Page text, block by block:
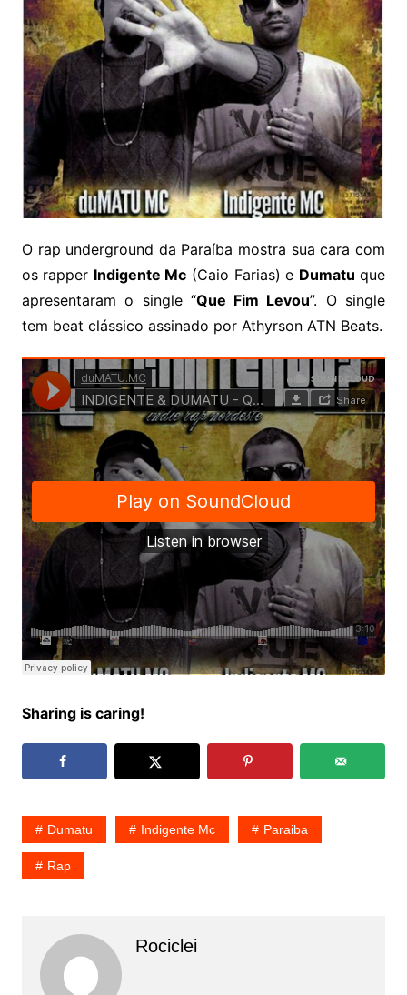
O rap underground da Paraíba mostra sua cara com
os rapper Indigente Mc (Caio Farias) e Dumatu que
apresentaram o single “Que Fim Levou”. O single
tem beat clássico assinado por Athyrson ATN Beats.
Sharing is caring!
Dumatu Indigente Mc Paraiba
Rap
Rociclei